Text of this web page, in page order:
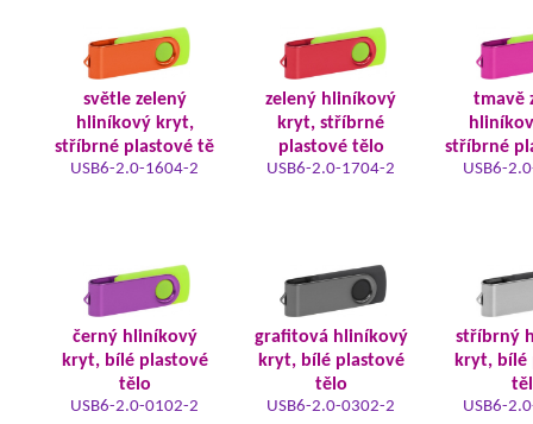
světle zelený
hliníkový kryt,
stříbrné plastové tě
USB6-2.0-1604-2
zelený hliníkový
kryt, stříbrné
plastové tělo
USB6-2.0-1704-2
tmavě
stříbrné
USB6-
černý hliníkový
kryt, bílé plastové
tělo
USB6-2.0-0102-2
grafitová hliníkový
kryt, bílé plastové
tělo
USB6-2.0-0302-2
stříbrný
kryt, bílé
USB6-